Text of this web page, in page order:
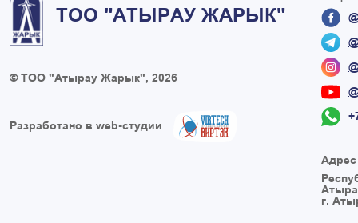
ТОО "АТЫРАУ ЖАРЫК"
© ТОО "Атырау Жарык", 2026
Разработано в web-студии
Адрес
г.